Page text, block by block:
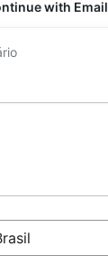
with Email